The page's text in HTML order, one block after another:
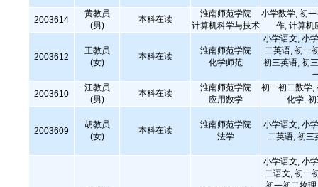
2003614
黄教员
(男)
本科在读
淮南师范学院
计算机科学与技术
小学数学, 初
作, 计算机
2003612
王教员
(女)
本科在读
淮南师范学院
化学师范
小学语文, 小
二英语, 初一
初三英语, 初
2003610
汪教员
(男)
本科在读
淮南师范学院
应用数学
初一初二数学,
化学,
2003609
胡教员
(女)
本科在读
淮南师范学院
法学
小学语文, 小
二英语, 初三
小学语文, 小
二语文, 初一